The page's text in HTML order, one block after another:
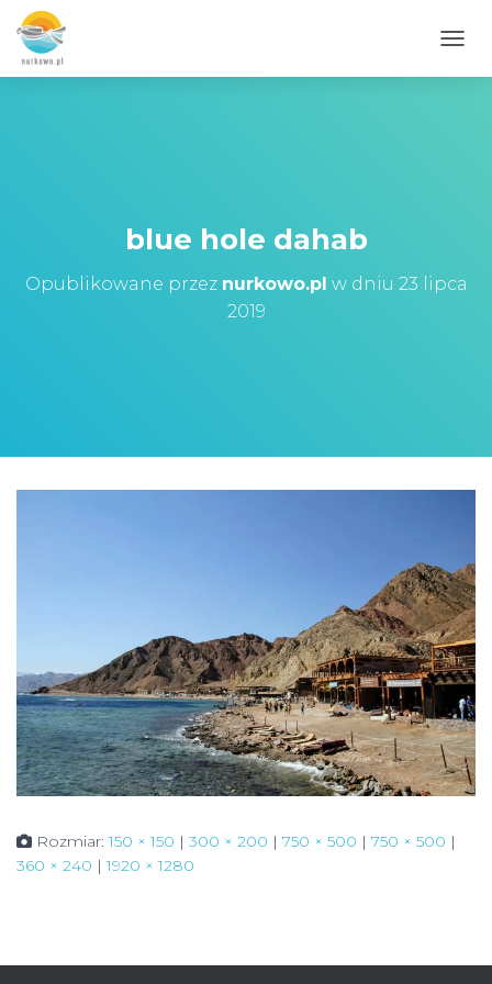
blue hole dahab
Opublikowane przez nurkowo.pl w dniu 23 lipca
2019
Rozmiar:150 × 150 | 300 × 200 | 750 × 500 | 750 × 500 |
360 × 240 | 1920 × 1280